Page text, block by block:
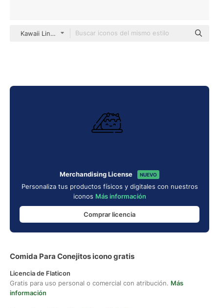
Kawaii Lineal
Merchandising License NUEVO
Personaliza tus productos físicos y digitales con nuestros
iconos Más información
Comprar licencia
Comida Para Conejitos icono gratis
Licencia de Flaticon
Gratis para uso personal o comercial con atribución. Más
información